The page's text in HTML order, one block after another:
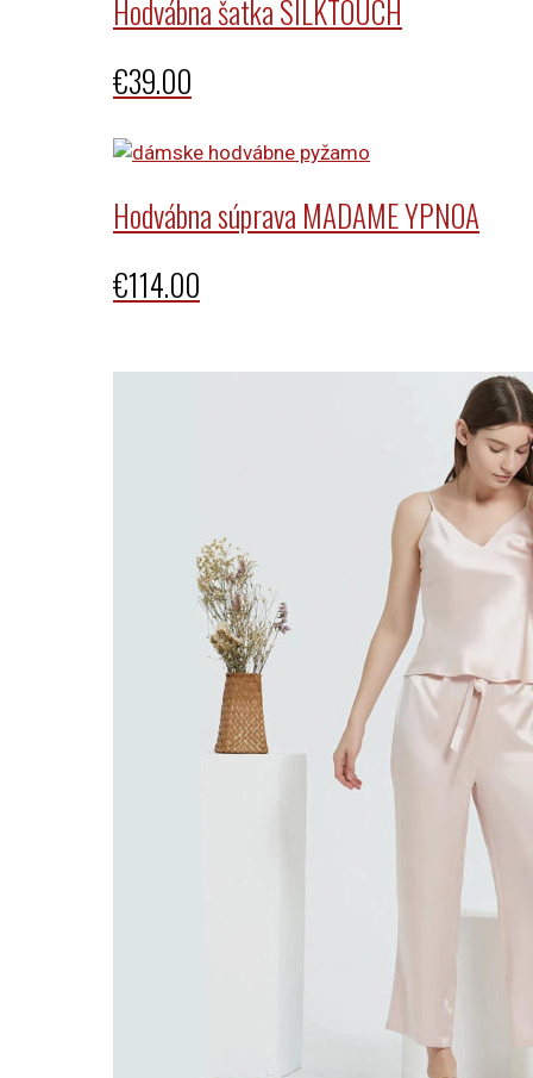
Hodvábna šatka SILKTOUCH
€39.00
Hodvábna súprava MADAME YPNOA
€114.00